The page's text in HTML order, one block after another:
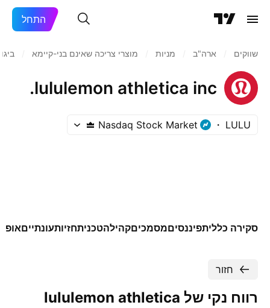
התחל
שווקים ארה"ב‏ מניות‏ מוצרי צריכה שאינם בני-קיימא
lululemon athletica inc.
LULU
Nasdaq Stock Market
סקירה כלליתפיננסיםמסמכיםקהילהטכניתחזיותעונתיים
חזור
רווח נקי של lululemon athletica